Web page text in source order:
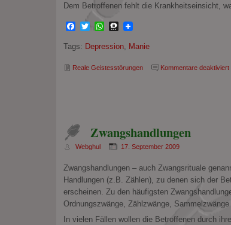
Dem Betroffenen fehlt die Krankheitseinsicht,
Facebook
TwitterWhatsApp
Threema
Tags: Depression, Manie
Reale Geistesstörungen Kommentare deaktiviert
Zwangshandlungen
Webghul 17. September 2009
Zwangshandlungen – auch Zwangsrituale
Handlungen (z.B. Zählen), zu denen sich der
erscheinen. Zu den häufigsten
Ordnungszwänge, Zählzwänge, Sammelzwänge
In vielen Fällen wollen die Betroffenen durch